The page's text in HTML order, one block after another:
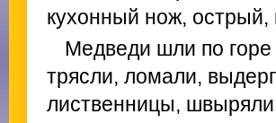
кухонный нож, острый,
Медведи шли по
трясли, ломали,
лиственницы,